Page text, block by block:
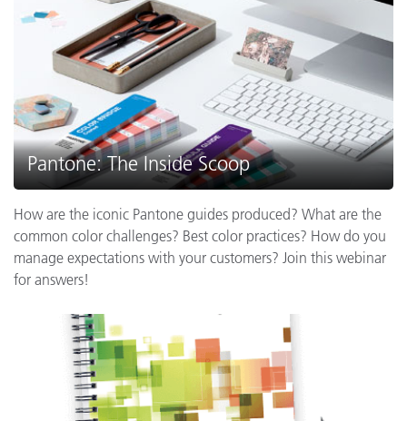
Pantone: The Inside Scoop
How are the iconic Pantone guides produced? What are the
common color challenges? Best color practices? How do you
manage expectations with your customers? Join this webinar
for answers!